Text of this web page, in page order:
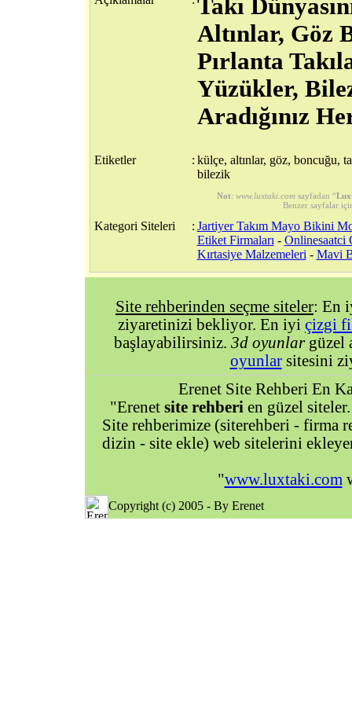
Takı
Altınlar, Göz
Pırlanta
Yüzükler,
Aradığınız
Etiketler : külçe, altınlar, göz, boncuğu,
bilezik
Not: www.luxtaki.comsayfadan “
Benzer sayfalar
Kategori Siteleri : Jartiyer Takım Mayo Bikini
Etiket Firmaları - Onlinesaatci
Kırtasiye Malzemeleri - Mavi
Site rehberinden seçme siteler: En
ziyaretinizi bekliyor. En iyi çizgi
başlayabilirsiniz. 3d oyunlargüzel
oyunlarsitesini
Erenet Site Rehberi En
"Erenet site rehberi en güzel
Site rehberimize (siterehberi - firma
dizin - site ekle) web sitelerini
"www.luxtaki.com
Copyright (c) 2005 - By Erenet